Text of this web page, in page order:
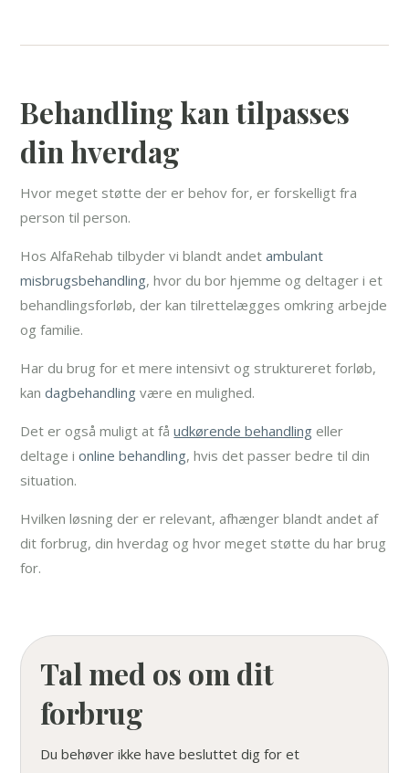
Behandling kan tilpasses
din hverdag
Hvor meget støtte der er behov for, er forskelligt fra
person til person.
Hos AlfaRehab tilbyder vi blandt andetambulant
misbrugsbehandling, hvor du bor hjemme og deltager i et
behandlingsforløb, der kan tilrettelægges omkring arbejde
og familie.
Har du brug for et mere intensivt og struktureret forløb,
kandagbehandling være en mulighed.
Det er også muligt at fåudkørende behandling eller
deltage ionline behandling, hvis det passer bedre til din
situation.
Hvilken løsning der er relevant, afhænger blandt andet af
dit forbrug, din hverdag og hvor meget støtte du har brug
for.
Tal med os om dit
forbrug
Du behøver ikke have besluttet dig for et